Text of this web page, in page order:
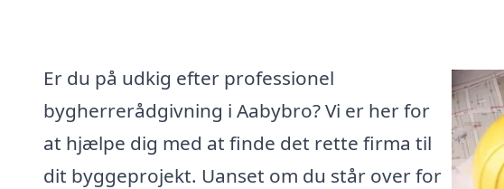
Er du på udkig efter professionel
bygherrerådgivning i Aabybro? Vi er her for
at hjælpe dig med at finde det rette firma til
dit byggeprojekt. Uanset om du står over for